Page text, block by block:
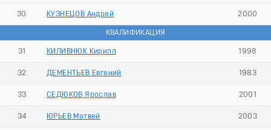
30 КУЗНЕЦОВ Андрей 2000
КВАЛИФИКАЦИЯ
31 КИЛИВНЮК Кирилл 1998
32 ДЕМЕНТЬЕВ Евгений 1983
33 СЕДЮКОВ Ярослав 2001
34 ЮРЬЕВ Матвей 2003